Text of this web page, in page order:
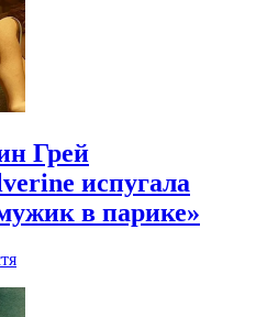
Грей
испугала
в парике»